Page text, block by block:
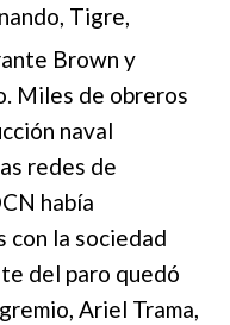
Tigre,
Brown y
Miles de obreros
naval
redes de
había
con la sociedad
del paro quedó
Ariel Trama,